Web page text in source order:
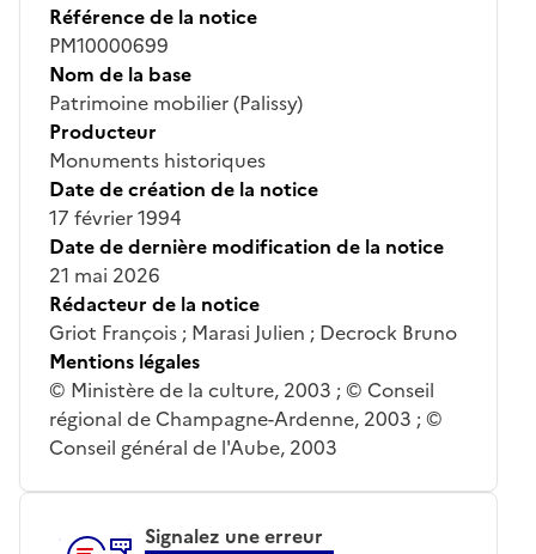
Référence de la notice
PM10000699
Nom de la base
Patrimoine mobilier (Palissy)
Producteur
Monuments historiques
Date de création de la notice
17 février 1994
Date de dernière modification de la notice
21 mai 2026
Rédacteur de la notice
Griot François ; Marasi Julien ; Decrock Bruno
Mentions légales
© Ministère de la culture, 2003 ; © Conseil
régional de Champagne-Ardenne, 2003 ; ©
Conseil général de l'Aube, 2003
Signalez une erreur